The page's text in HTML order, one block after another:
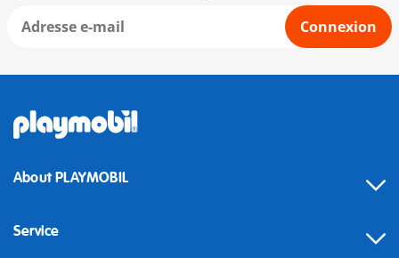
Connexion
About PLAYMOBIL
Service